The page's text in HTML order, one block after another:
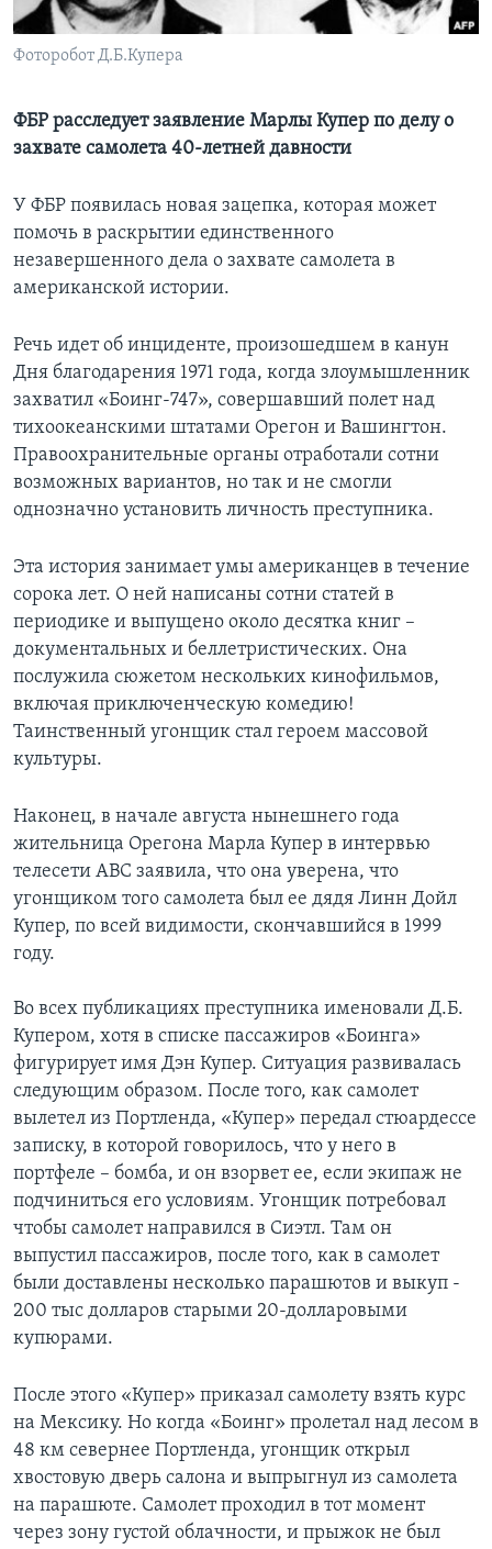
Learning English
Языки
Фоторобот Д.Б.Купера
ФБР расследует заявление Марлы Купер по делу о
захвате самолета 40-летней давности
У ФБР появилась новая зацепка, которая может
помочь в раскрытии единственного
незавершенного дела о захвате самолета в
американской истории.
Речь идет об инциденте, произошедшем в канун
Дня благодарения 1971 года, когда злоумышленник
захватил «Боинг-747», совершавший полет над
тихоокеанскими штатами Орегон и Вашингтон.
Правоохранительные органы отработали сотни
возможных вариантов, но так и не смогли
однозначно установить личность преступника.
Эта история занимает умы американцев в течение
сорока лет. О ней написаны сотни статей в
периодике и выпущено около десятка книг –
документальных и беллетристических. Она
послужила сюжетом нескольких кинофильмов,
включая приключенческую комедию!
Таинственный угонщик стал героем массовой
культуры.
Наконец, в начале августа нынешнего года
жительница Орегона Марла Купер в интервью
телесети АВС заявила, что она уверена, что
угонщиком того самолета был ее дядя Линн Дойл
Купер, по всей видимости, скончавшийся в 1999
году.
Во всех публикациях преступника именовали Д.Б.
Купером, хотя в списке пассажиров «Боинга»
фигурирует имя Дэн Купер. Ситуация развивалась
следующим образом. После того, как самолет
вылетел из Портленда, «Купер» передал стюардессе
записку, в которой говорилось, что у него в
портфеле – бомба, и он взорвет ее, если экипаж не
подчиниться его условиям. Угонщик потребовал
чтобы самолет направился в Сиэтл. Там он
выпустил пассажиров, после того, как в самолет
были доставлены несколько парашютов и выкуп -
200 тыс долларов старыми 20-долларовыми
купюрами.
После этого «Купер» приказал самолету взять курс
на Мексику. Но когда «Боинг» пролетал над лесом в
48 км севернее Портленда, угонщик открыл
хвостовую дверь салона и выпрыгнул из самолета
на парашюте. Самолет проходил в тот момент
через зону густой облачности, и прыжок не был